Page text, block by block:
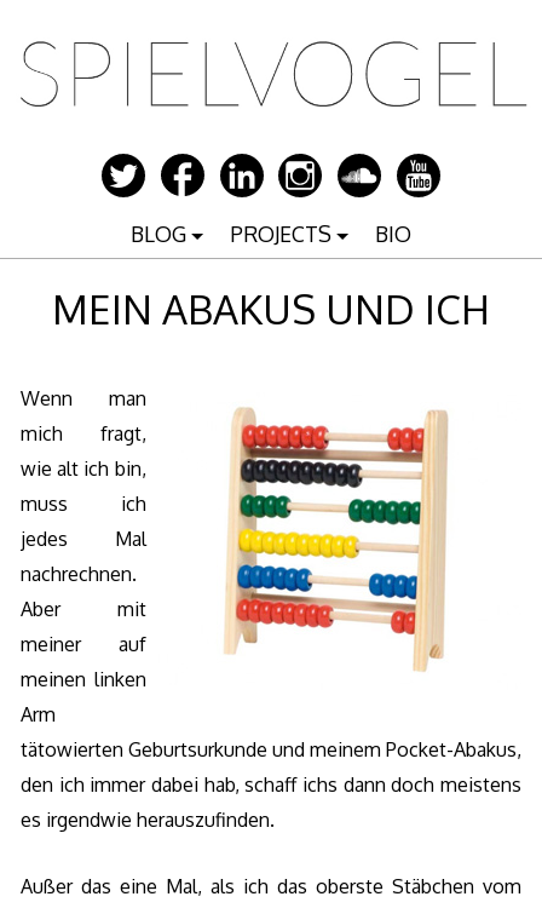
Inhalt
springen
BLOG PROJECTS BIO
MEIN ABAKUS UND ICH
Wenn man
mich fragt,
wie alt ich bin,
muss ich
jedes Mal
nachrechnen.
Aber mit
meiner auf
meinen linken
Arm
tätowierten Geburtsurkunde und meinem Pocket-Abakus,
den ich immer dabei hab, schaff ichs dann doch meistens
es irgendwie herauszufinden.
Außer das eine Mal, als ich das oberste Stäbchen vom